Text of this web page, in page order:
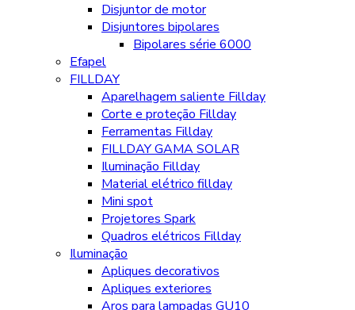
Disjuntor de motor
Disjuntores bipolares
Bipolares série 6000
Efapel
FILLDAY
Aparelhagem saliente Fillday
Corte e proteção Fillday
Ferramentas Fillday
FILLDAY GAMA SOLAR
Iluminação Fillday
Material elétrico fillday
Mini spot
Projetores Spark
Quadros elétricos Fillday
Iluminação
Apliques decorativos
Apliques exteriores
Aros para lampadas GU10